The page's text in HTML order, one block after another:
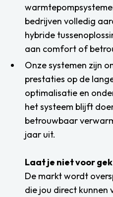
bedrijven volledig
hybride
aan comfort of
Onze systemen zijn
prestaties op de
optimalisatie en
het systeem blijft
betrouwbaar
jaar uit.
Laat je niet voor
De markt wordt
die jou direct